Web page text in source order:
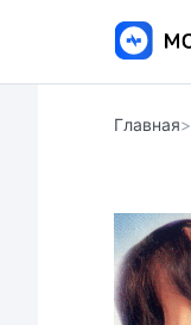
Главная>